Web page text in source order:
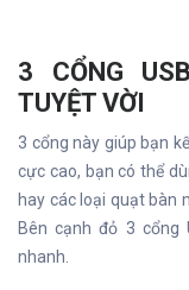
3 CỔNG
TUYỆT VỜI
3 cổng này giúp bạn
cực cao, bạn có thể
hay các loại quạt bàn
Bên cạnh đỏ 3 cổng
nhanh.